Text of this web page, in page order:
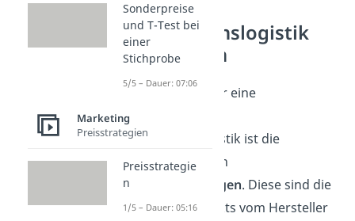
Distributionslogistik
Grundlagen
Die Grundlage für eine
funktionierende
Distributionslogistik ist die
Verfügbarkeit von
Distributionswegen. Diese sind die
Wege des Produkts vom Hersteller
Sonderpreise
und T-Test bei
einer
Stichprobe
5/5 – Dauer: 07:06
Marketing
Preisstrategien
Preisstrategie
n
1/5 – Dauer: 05:16